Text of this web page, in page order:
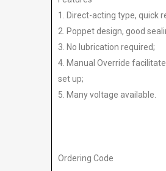
1. Direct-acting type, quick
2. Poppet design, good
3. No lubrication required;
4. Manual Override
set up;
5. Many voltage available.
Ordering Code